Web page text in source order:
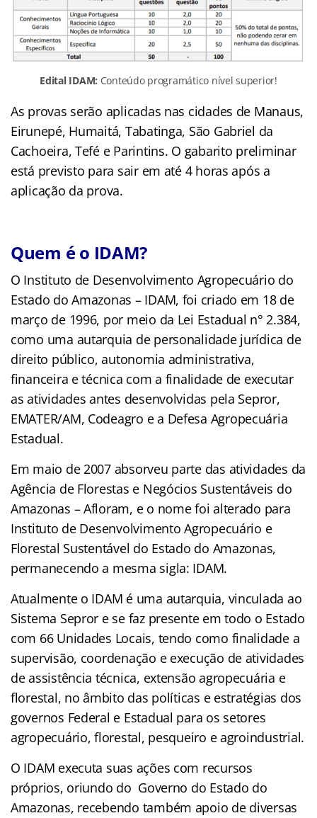
Edital IDAM: Conteúdo programático nível superior!
As provas serão aplicadas nas cidades de Manaus,
Eirunepé, Humaitá, Tabatinga, São Gabriel da
Cachoeira, Tefé e Parintins. O gabarito preliminar
está previsto para sair em até 4 horas após a
aplicação da prova.
Quem é o IDAM?
O Instituto de Desenvolvimento Agropecuário do
Estado do Amazonas – IDAM, foi criado em 18 de
março de 1996, por meio da Lei Estadual n° 2.384,
como uma autarquia de personalidade jurídica de
direito público, autonomia administrativa,
financeira e técnica com a finalidade de executar
as atividades antes desenvolvidas pela Sepror,
EMATER/AM, Codeagro e a Defesa Agropecuária
Estadual.
Em maio de 2007 absorveu parte das atividades da
Agência de Florestas e Negócios Sustentáveis do
Amazonas – Afloram, e o nome foi alterado para
Instituto de Desenvolvimento Agropecuário e
Florestal Sustentável do Estado do Amazonas,
permanecendo a mesma sigla: IDAM.
Atualmente o IDAM é uma autarquia, vinculada ao
Sistema Sepror e se faz presente em todo o Estado
com 66 Unidades Locais, tendo como finalidade a
supervisão, coordenação e execução de atividades
de assistência técnica, extensão agropecuária e
florestal, no âmbito das políticas e estratégias dos
governos Federal e Estadual para os setores
agropecuário, florestal, pesqueiro e agroindustrial.
O IDAM executa suas ações com recursos
próprios, oriundo do Governo do Estado do
Amazonas, recebendo também apoio de diversas